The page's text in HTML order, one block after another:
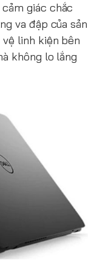
giác chắc
va đập của sản
linh kiện bên
không lo lắng